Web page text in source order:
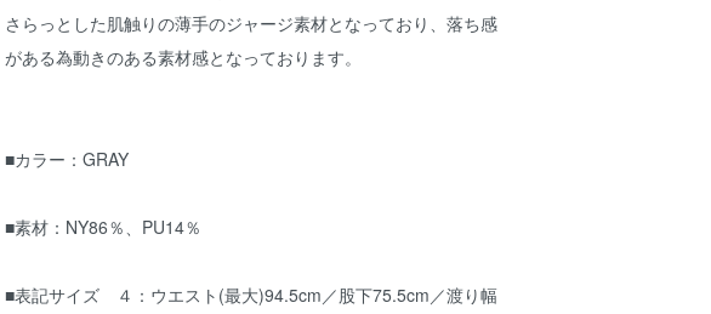
さらっとした肌触りの薄手のジャージ素材となっており、落ち感
がある為動きのある素材感となっております。
■カラー：GRAY
■素材：NY86％、PU14％
■表記サイズ ４：ウエスト(最大)94.5cm／股下75.5cm／渡り幅